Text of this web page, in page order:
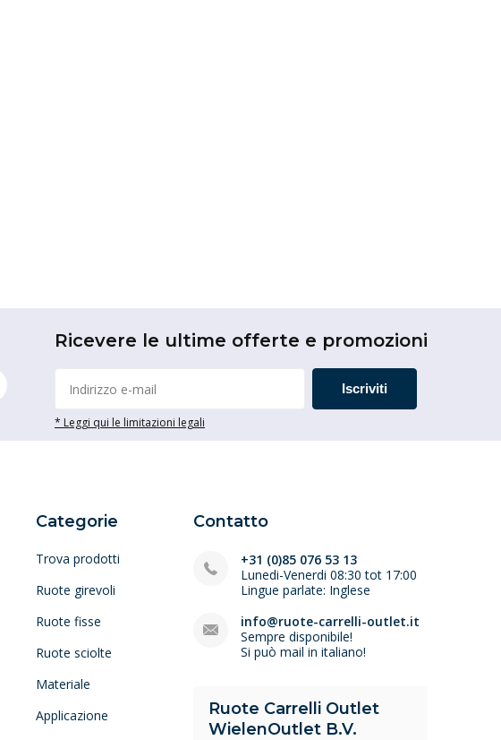
Ricevere le ultime offerte e promozioni
Iscriviti
* Leggi qui le limitazioni legali
Categorie
Trova prodotti
Ruote girevoli
Ruote fisse
Ruote sciolte
Materiale
Applicazione
Contatto
+31 (0)85 076 53 13
Lunedi-Venerdi 08:30 tot 17:00
Lingue parlate: Inglese
info@ruote-carrelli-outlet.it
Sempre disponibile!
Si può mail in italiano!
Ruote Carrelli Outlet
WielenOutlet B.V.